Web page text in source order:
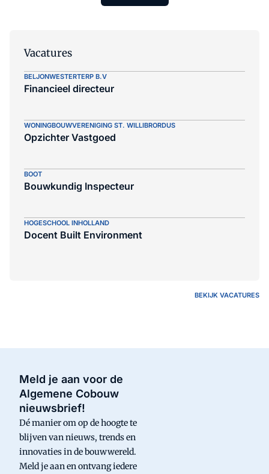
Vacatures
BELJONWESTERTERP B.V
Financieel directeur
WONINGBOUWVERENIGING ST. WILLIBRORDUS
Opzichter Vastgoed
BOOT
Bouwkundig Inspecteur
HOGESCHOOL INHOLLAND
Docent Built Environment
BEKIJK VACATURES
Meld je aan voor de
Algemene Cobouw
nieuwsbrief!
Dé manier om op de hoogte te
blijven van nieuws, trends en
innovaties in de bouwwereld.
Meld je aan en ontvang iedere